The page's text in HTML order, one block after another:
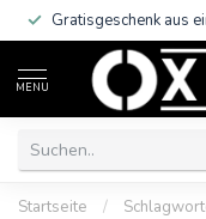
Gratisgeschenk aus
MENU
Startseite /